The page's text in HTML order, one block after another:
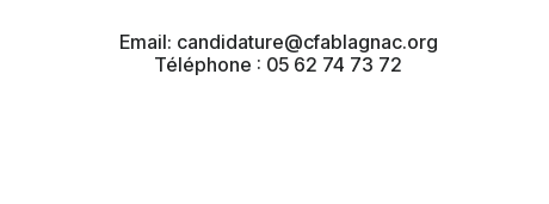
Email: candidature@cfablagnac.org
Téléphone : 05 62 74 73 72